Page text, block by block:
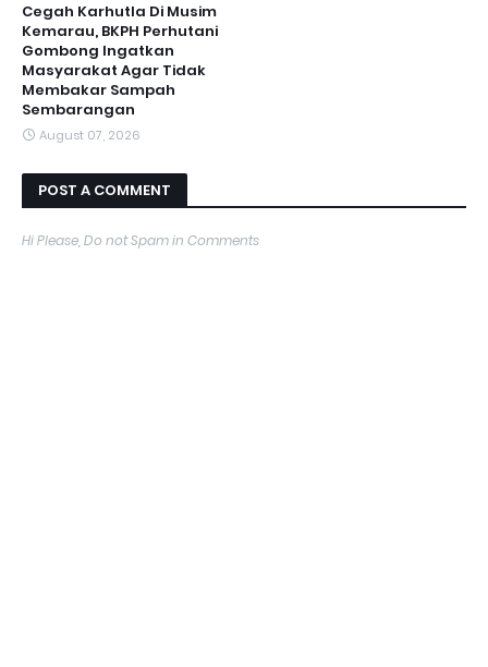
Cegah Karhutla Di Musim
Kemarau, BKPH Perhutani
Gombong Ingatkan
Masyarakat Agar Tidak
Membakar Sampah
Sembarangan
August 07, 2026
POST A COMMENT
Hi Please, Do not Spam in Comments